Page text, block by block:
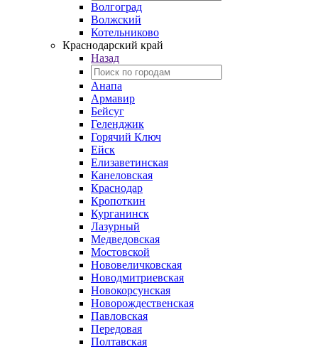
Волгоград
Волжский
Котельниково
Краснодарский край
Назад
Анапа
Армавир
Бейсуг
Геленджик
Горячий Ключ
Ейск
Елизаветинская
Канеловская
Краснодар
Кропоткин
Курганинск
Лазурный
Медведовская
Мостовской
Нововеличковская
Новодмитриевская
Новокорсунская
Новорождественская
Павловская
Передовая
Полтавская